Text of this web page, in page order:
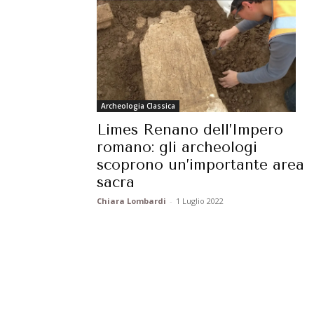
Archeologia Classica
Limes Renano dell’Impero
romano: gli archeologi
scoprono un’importante area
sacra
Chiara Lombardi - 1 Luglio 2022